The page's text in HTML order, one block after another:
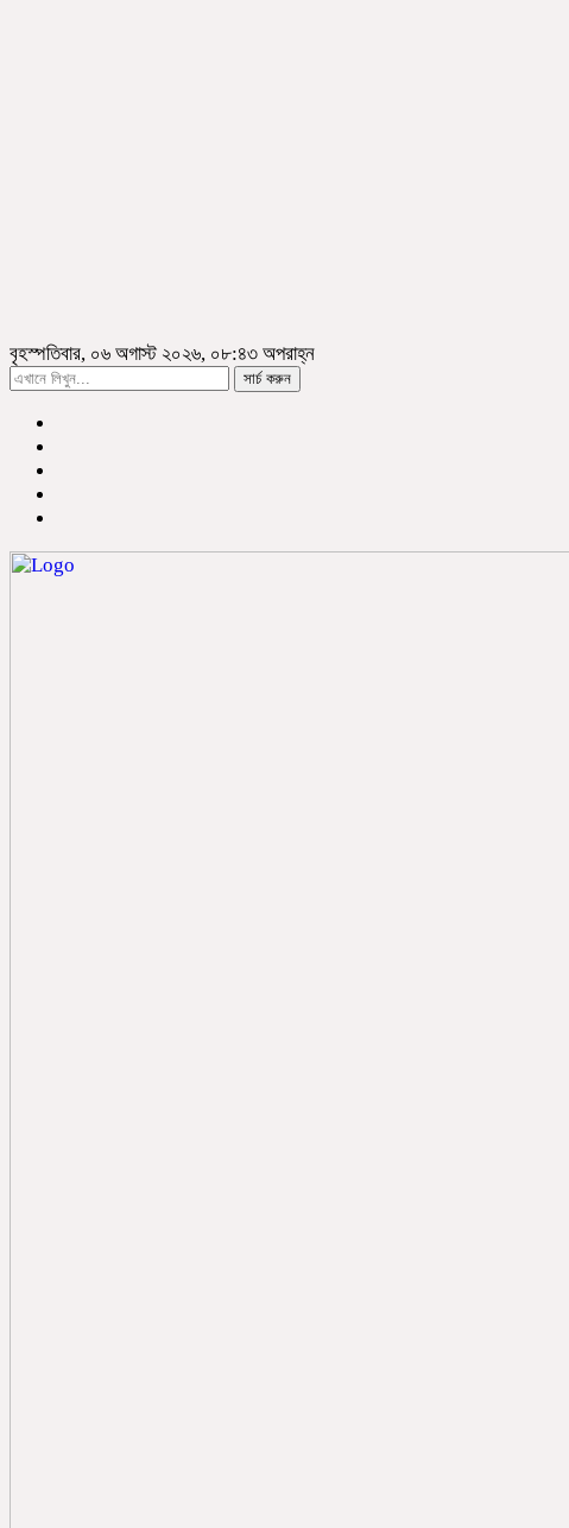
বৃহস্পতিবার, ০৬ অগাস্ট ২০২৬, ০৮:৪৩ অপরাহ্ন
সার্চ করুন